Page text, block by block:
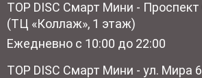
TOP DISC Смарт Мини -
(ТЦ «Коллаж», 1 этаж)
Ежедневно с 10:00 до 22:00
TOP DISC Смарт Мини - ул. Мира